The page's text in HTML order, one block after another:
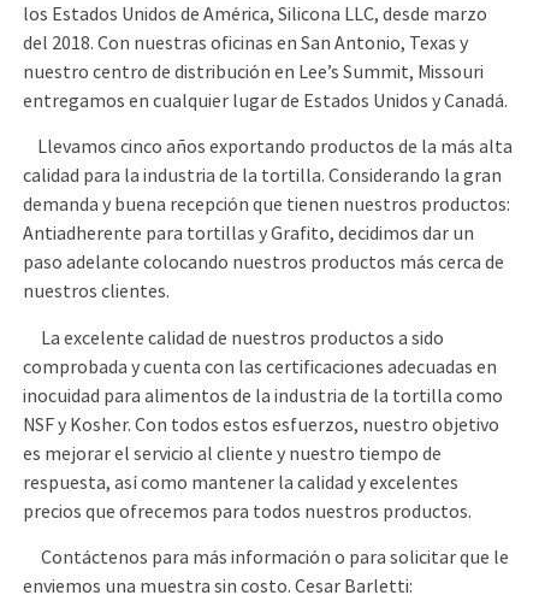
los Estados Unidos de América, Silicona LLC, desde marzo
del 2018. Con nuestras oficinas en San Antonio, Texas y
nuestro centro de distribución en Lee’s Summit, Missouri
entregamos en cualquier lugar de Estados Unidos y Canadá.
Llevamos cinco años exportando productos de la más alta
calidad para la industria de la tortilla. Considerando la gran
demanda y buena recepción que tienen nuestros productos:
Antiadherente para tortillas y Grafito, decidimos dar un
paso adelante colocando nuestros productos más cerca de
nuestros clientes.
La excelente calidad de nuestros productos a sido
comprobada y cuenta con las certificaciones adecuadas en
inocuidad para alimentos de la industria de la tortilla como
NSF y Kosher. Con todos estos esfuerzos, nuestro objetivo
es mejorar el servicio al cliente y nuestro tiempo de
respuesta, así como mantener la calidad y excelentes
precios que ofrecemos para todos nuestros productos.
Contáctenos para más información o para solicitar que le
enviemos una muestra sin costo. Cesar Barletti: